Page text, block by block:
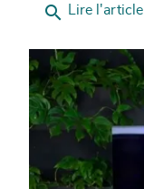
search Lire l'article